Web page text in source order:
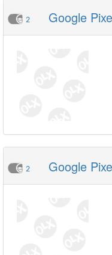
2 Google
2 Google